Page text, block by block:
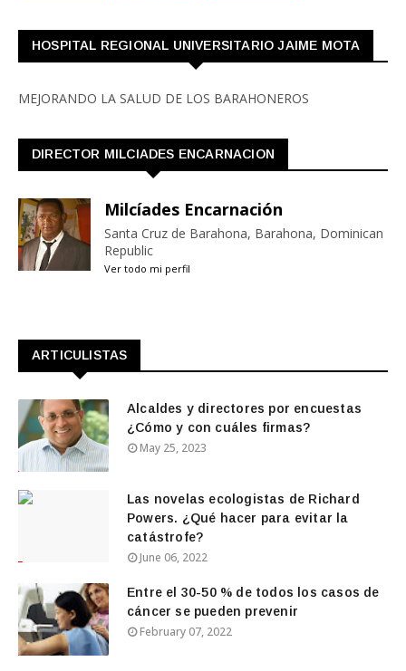
HOSPITAL REGIONAL UNIVERSITARIO JAIME MOTA
MEJORANDO LA SALUD DE LOS BARAHONEROS
DIRECTOR MILCIADES ENCARNACION
Milcíades Encarnación
Santa Cruz de Barahona, Barahona, Dominican
Republic
Ver todo mi perfil
ARTICULISTAS
Alcaldes y directores por encuestas
¿Cómo y con cuáles firmas?
May 25, 2023
Las novelas ecologistas de Richard
Powers. ¿Qué hacer para evitar la
catástrofe?
June 06, 2022
Entre el 30-50 % de todos los casos de
cáncer se pueden prevenir
February 07, 2022